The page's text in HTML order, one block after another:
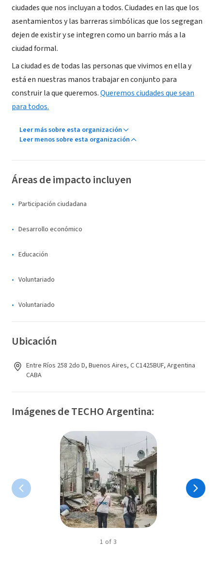
ciudades que nos incluyan a todos. Ciudades en las que los
asentamientos y las barreras simbólicas que los segregan
dejen de existir y se integren como un barrio más a la
ciudad formal.
La ciudad es de todas las personas que vivimos en ella y
está en nuestras manos trabajar en conjunto para
construir la que queremos.Queremos ciudades que sean
para todos.
Leer más sobre esta organización
Leer menos sobre esta organización
Áreas de impacto incluyen
Participación ciudadana
Desarrollo económico
Educación
Voluntariado
Voluntariado
Ubicación
Entre Ríos 258 2do D, Buenos Aires, C C1425BUF, Argentina
CABA
Imágenes de TECHO Argentina:
1 of3